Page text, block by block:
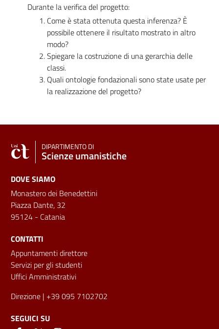
Durante la verifica del progetto:
Come è stata ottenuta questa inferenza? È
possibile ottenere il risultato mostrato in altro
modo?
Spiegare la costruzione di una gerarchia delle
classi.
Quali ontologie fondazionali sono state usate per
la realizzazione del progetto?
DIPARTIMENTO DI
Scienze umanistiche
DOVE SIAMO
Monastero dei Benedettini
Piazza Dante, 32
95124 - Catania
CONTATTI
Appuntamenti direttore
Servizi per gli studenti
Uffici Amministrativi
Direzione | +39 095 7102702
SEGUICI SU